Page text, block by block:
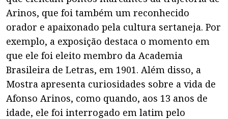
Arinos, que foi também um reconhecido
orador e apaixonado pela cultura sertaneja. Por
exemplo, a exposição destaca o momento em
que ele foi eleito membro da Academia
Brasileira de Letras, em 1901. Além disso, a
Mostra apresenta curiosidades sobre a vida de
Afonso Arinos, como quando, aos 13 anos de
idade, ele foi interrogado em latim pelo